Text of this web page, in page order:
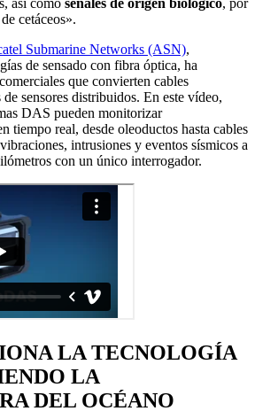
así como señales de origen biológico, por
cetáceos».
Submarine Networks (ASN),
de sensado con fibra óptica, ha
que convierten cables
sensores distribuidos. En este vídeo,
DAS pueden monitorizar
tiempo real, desde oleoductos hasta cables
intrusiones y eventos sísmicos a
con un único interrogador.
LA TECNOLOGÍA
LA
DEL OCÉANO